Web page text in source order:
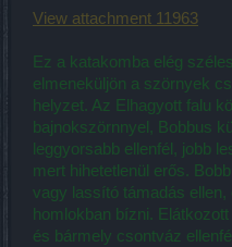
View attachment 11963
Ez a katakomba elég
elmeneküljön a szörnyek
helyzet. Az Elhagyott falu
bajnokszörnnyel, Bobbus
leggyorsabb ellenfél, jobb
mert hihetetlenül erős.
vagy lassító támadás ellen,
homlokban bízni.
és bármely csontváz